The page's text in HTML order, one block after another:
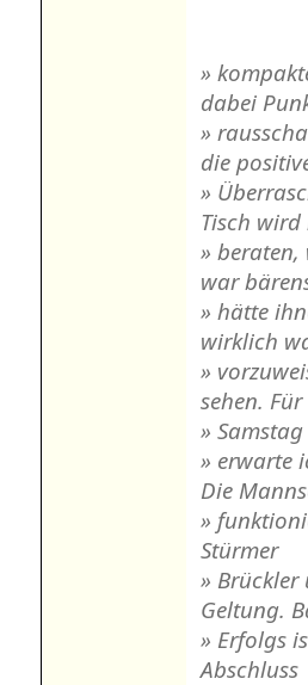
»
dabei
»
die
»
Tisch
»
war
» hätte
wirklich
»
sehen. Für
» Samstag
» erwarte
Die
»
Stürmer
»
Geltung.
» Erfolgs
Abschluss